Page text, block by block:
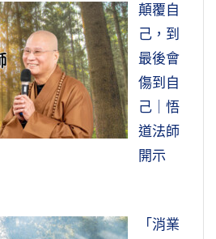
顛覆自
己，到
最後會
傷到自
己｜悟
道法師
開示
「消業